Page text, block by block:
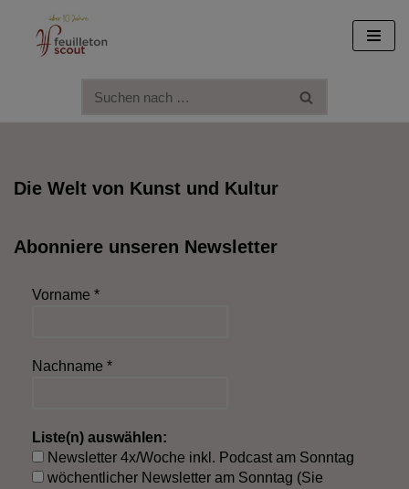
Zum
Die Welt von Kunst und Kultur
Abonniere unseren Newsletter
Vorname *
Nachname *
Liste(n) auswählen:
Newsletter 4x/Woche inkl. Podcast am Sonntag
wöchentlicher Newsletter am Sonntag (Sie